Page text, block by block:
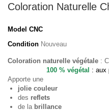
Coloration Naturelle
Model CNC
Condition Nouveau
Coloration naturelle végétale :
100 % végétal : aux
Apporte une
jolie couleur
des reflets
de la brillance